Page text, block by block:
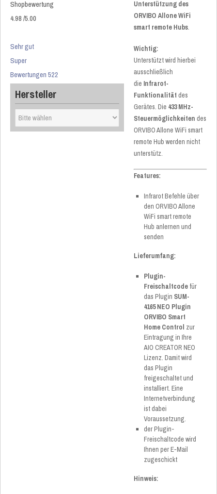
Shopbewertung
4.98/5.00
Sehr gut
Super
Bewertungen 522
Hersteller
Unterstützung des
ORVIBO Allone WiFi
smart remote Hubs.
Wichtig:
Unterstützt wird hierbei
ausschließlich
die Infrarot-
Funktionalität des
Gerätes. Die 433 MHz-
Steuermöglichkeiten des
ORVIBO Allone WiFi smart
remote Hub werden nicht
unterstütz.
Features:
Infrarot Befehle über
den ORVIBO Allone
WiFi smart remote
Hub anlernen und
senden
Lieferumfang:
Plugin-
Freischaltcode für
das Plugin SUM-
4165 NEO Plugin
ORVIBO Smart
Home Control zur
Eintragung in Ihre
AIO CREATOR NEO
Lizenz. Damit wird
das Plugin
freigeschaltet und
installiert. Eine
Internetverbindung
ist dabei
Voraussetzung.
der Plugin-
Freischaltcode wird
Ihnen per E-Mail
zugeschickt
Hinweis: